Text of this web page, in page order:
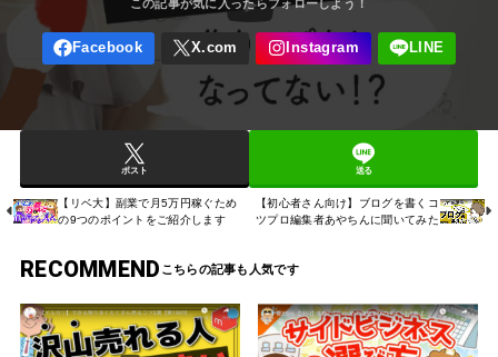
ポスト 送る
【リベ大】副業で月5万円稼ぐため
の9つのポイントをご紹介します
【初心者さん向け】ブログを書くコ
ツプロ編集者あやちんに聞いてみた
RECOMMEND